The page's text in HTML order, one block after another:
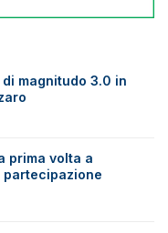
magnitudo 3.0 in
prima volta a
partecipazione